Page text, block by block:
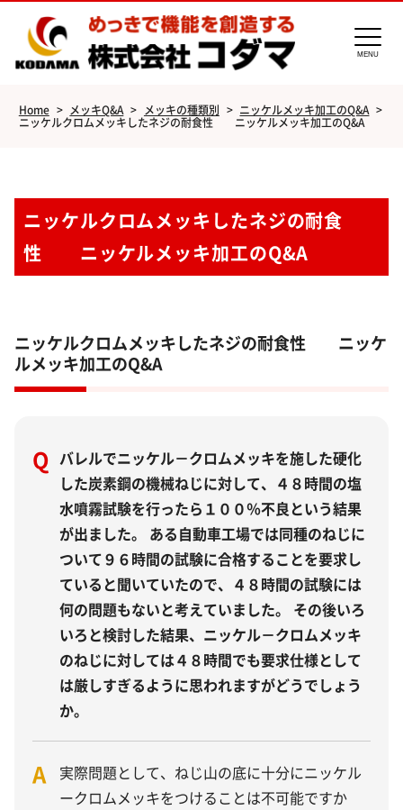
MENU
Home > メッキQ&A > メッキの種類別 > ニッケルメッキ加工のQ&A >
ニッケルクロムメッキしたネジの耐食性 ニッケルメッキ加工のQ&A
ニッケルクロムメッキしたネジの耐食
性 ニッケルメッキ加工のQ&A
ニッケルクロムメッキしたネジの耐食性 ニッケ
ルメッキ加工のQ&A
Q バレルでニッケル－クロムメッキを施した硬化
した炭素鋼の機械ねじに対して、４８時間の塩
水噴霧試験を行ったら１００％不良という結果
が出ました。 ある自動車工場では同種のねじに
ついて９６時間の試験に合格することを要求し
ていると聞いていたので、４８時間の試験には
何の問題もないと考えていました。 その後いろ
いろと検討した結果、ニッケル－クロムメッキ
のねじに対しては４８時間でも要求仕様として
は厳しすぎるように思われますがどうでしょう
か。
A
実際問題として、ねじ山の底に十分にニッケル
ークロムメッキをつけることは不可能ですか